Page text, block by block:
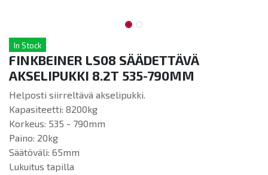
In Stock
FINKBEINER LS08 SÄÄDETTÄVÄ
AKSELIPUKKI 8.2T 535-790MM
Helposti siirreltävä akselipukki.
Kapasiteetti: 8200kg
Korkeus: 535 - 790mm
Paino: 20kg
Säätöväli: 65mm
Lukuitus tapilla